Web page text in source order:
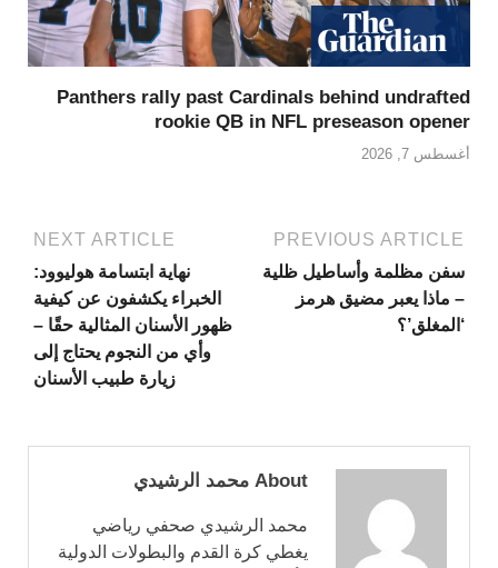
Panthers rally past Cardinals behind undrafted
rookie QB in NFL preseason opener
أغسطس 7, 2026
PREVIOUS ARTICLE
سفن مظلمة وأساطيل ظلية
– ماذا يعبر مضيق هرمز
‘المغلق’؟
NEXT ARTICLE
نهاية ابتسامة هوليوود:
الخبراء يكشفون عن كيفية
ظهور الأسنان المثالية حقًا –
وأي من النجوم يحتاج إلى
زيارة طبيب الأسنان
About محمد الرشيدي
محمد الرشيدي صحفي رياضي
يغطي كرة القدم والبطولات الدولية